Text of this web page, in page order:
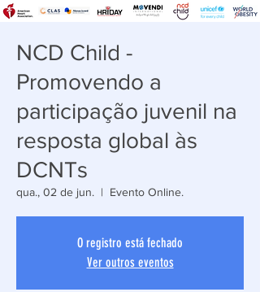
NCD Child -
Promovendo a
participação juvenil na
resposta global às
DCNTs
qua., 02 de jun.
  |
Evento Online.
O registro está fechado
Ver outros eventos